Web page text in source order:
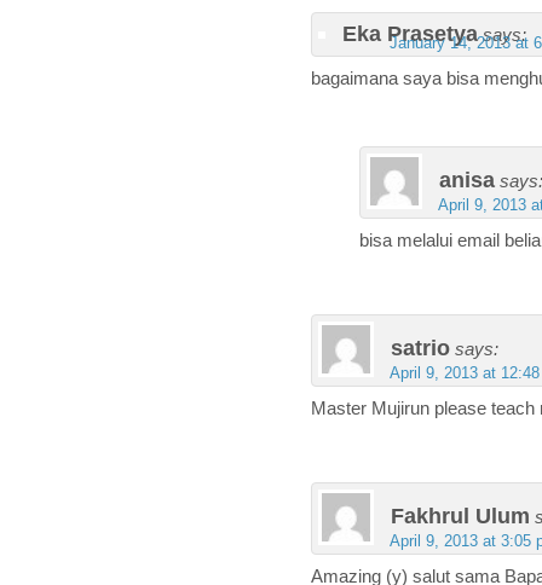
Eka Prasetya says:
January 14, 2013 at
bagaimana saya bisa
anisa says:
April 9, 2013
bisa melalui email
satrio says:
April 9, 2013 at
Master Mujirun please teach
Fakhrul Ulum
April 9, 2013 at 3:05
Amazing (y) salut sama